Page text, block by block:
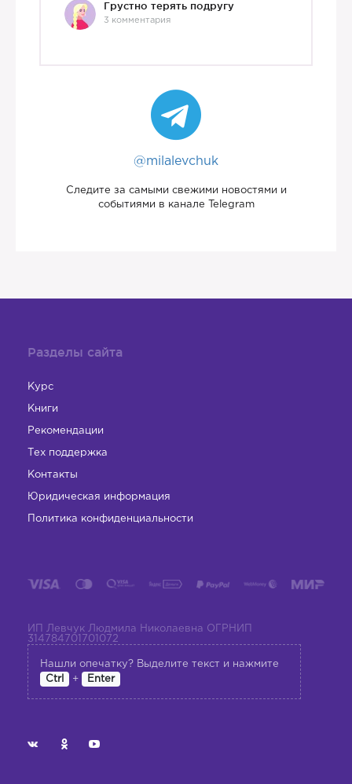
Грустно терять подругу
3 комментария
@milalevchuk
Следите за самыми свежими новостями и
событиями в канале Telegram
Разделы сайта
Курс
Книги
Рекомендации
Тех поддержка
Контакты
Юридическая информация
Политика конфиденциальности
ИП Левчук Людмила Николаевна ОГРНИП
314784701701072
Нашли опечатку? Выделите текст и нажмите
Ctrl
+ Enter